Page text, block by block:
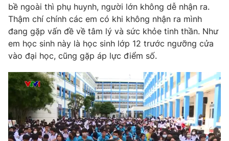
Tư vấn
Chuyên mục khác
Emagazine Podcast
Photo Infographic
Video Shorts video
VTV Money VTV Thể thao
bề ngoài thì phụ huynh, người lớn không dễ nhận ra.
Thậm chí chính các em có khi không nhận ra mình
đang gặp vấn đề về tâm lý và sức khỏe tinh thần. Như
em học sinh này là học sinh lớp 12 trước ngưỡng cửa
vào đại học, cũng gặp áp lực điểm số.